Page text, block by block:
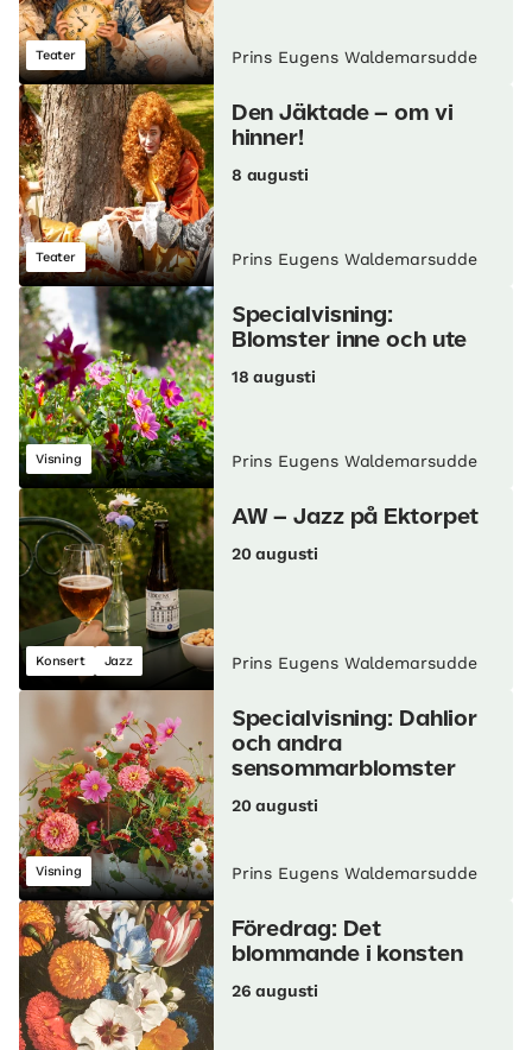
Teater Prins Eugens Waldemarsudde
Teater
Den Jäktade – om vi
hinner!
8 augusti
Prins Eugens Waldemarsudde
Visning
Specialvisning:
Blomster inne och ute
18 augusti
Prins Eugens Waldemarsudde
Konsert Jazz
AW – Jazz på Ektorpet
20 augusti
Prins Eugens Waldemarsudde
Visning
Specialvisning: Dahlior
och andra
sensommarblomster
20 augusti
Prins Eugens Waldemarsudde
Föredrag: Det
blommande i konsten
26 augusti